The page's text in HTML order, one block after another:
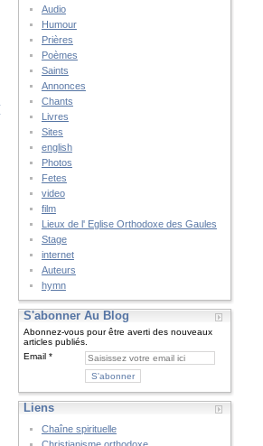
Audio
Humour
Prières
Poèmes
Saints
Annonces
Chants
Livres
Sites
english
Photos
Fetes
video
film
Lieux de l' Eglise Orthodoxe des Gaules
Stage
internet
Auteurs
hymn
S'abonner Au Blog
Abonnez-vous pour être averti des nouveaux
articles publiés.
Email
Liens
Chaîne spirituelle